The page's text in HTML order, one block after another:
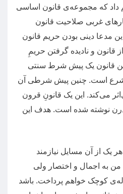
داد که مجموعه‌ی قانون اساسی
غربی صلاحیت قانون
مدعا دینی بودن حریم قانون
و نادیده گرفتن حریمِ
قانون یک پیش شرط سنتی
شرع است. چنین پیش شرطی آن
می‌کند. این یک قانونِ قرون
نوشته شده است. هدف این
یک از آن مسایل نیازمند
من به اجمال و اختصار ولی
کوچک خواهم پرداخت. باشد